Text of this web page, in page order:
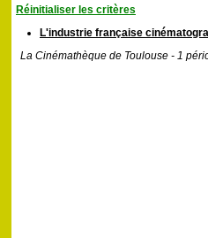
Réinitialiser les critères
L'industrie française
La Cinémathèque de Toulouse - 1